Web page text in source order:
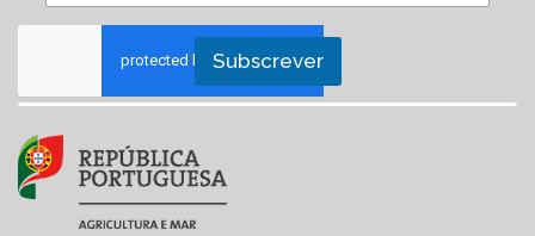
Subscrever